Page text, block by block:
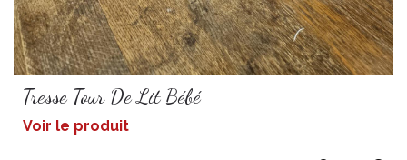
Tresse Tour De Lit Bébé
Voir le produit